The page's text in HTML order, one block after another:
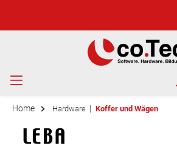
Home Hardware | Koffer und Wägen